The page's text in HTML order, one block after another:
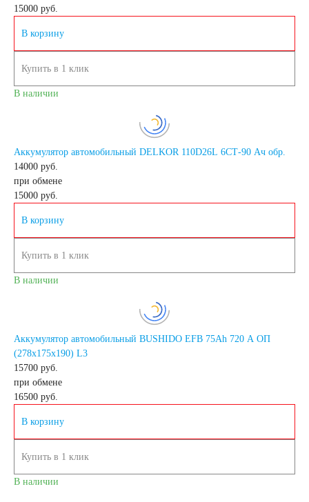
Аккумуляторы для
аварийного
Аккумуляторы для
Электро и гольф
Электропогрузчики
Бытовые
15000 руб.
В корзину
Купить в 1 клик
В наличии
Аккумулятор автомобильный DELKOR 110D26L 6СТ-90 Ач обр.
14000 руб.
при обмене
15000 руб.
В корзину
Купить в 1 клик
В наличии
Аккумулятор автомобильный BUSHIDO EFB 75Ah 720 A ОП
(278x175x190) L3
15700 руб.
при обмене
16500 руб.
В корзину
Купить в 1 клик
В наличии